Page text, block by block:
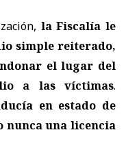
la Fiscalía le
simple reiterado,
el lugar del
a las víctimas.
en estado de
nunca una licencia